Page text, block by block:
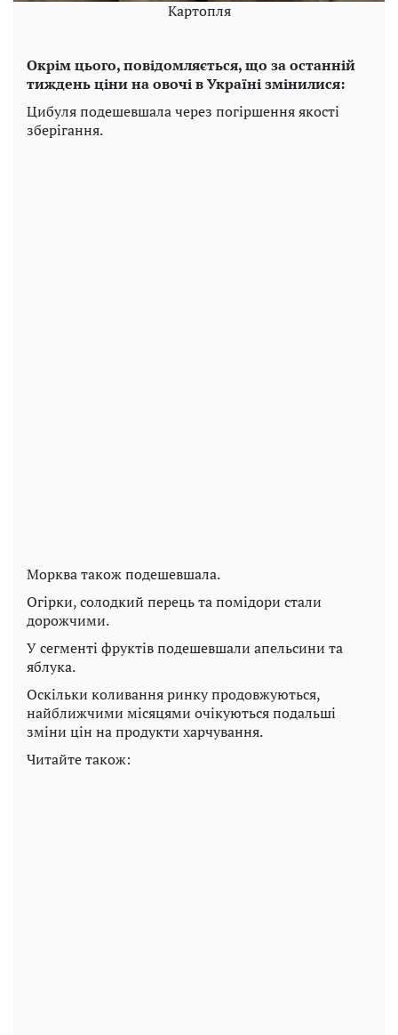
Картопля
Окрім цього, повідомляється, що за останній
тиждень ціни на овочі в Україні змінилися:
Цибуля подешевшала через погіршення якості
зберігання.
Морква також подешевшала.
Огірки, солодкий перець та помідори стали
дорожчими.
У сегменті фруктів подешевшали апельсини та
яблука.
Оскільки коливання ринку продовжуються,
найближчими місяцями очікуються подальші
зміни цін на продукти харчування.
Читайте також: